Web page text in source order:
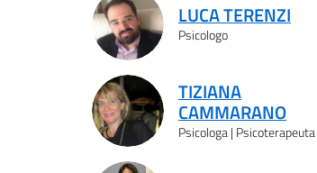
LUCA TERENZI
Psicologo
TIZIANA
CAMMARANO
Psicologa | Psicoterapeuta